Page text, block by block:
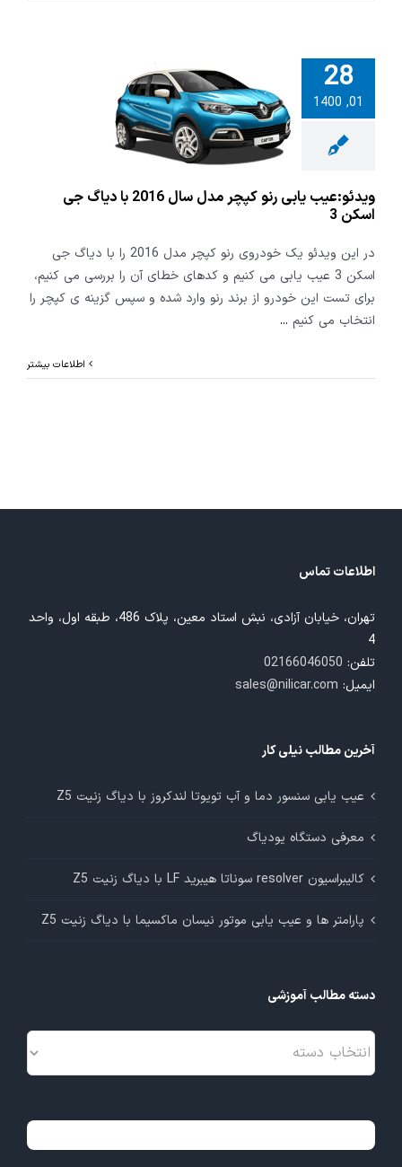
28
01, 1400
یابی رنو
جی اسکن 3
ویدئو:عیب یابی رنو کپچر مدل سال 2016 با دیاگ جی
اسکن 3
در این ویدئو یک خودروی رنو کپچر مدل 2016 را با دیاگ جی
اسکن 3 عیب یابی می کنیم و کدهای خطای آن را بررسی می کنیم،
برای تست این خودرو از برند رنو وارد شده و سپس گزینه ی کپچر را
انتخاب می کنیم ...
اطلاعات بیشتر
اطلاعات تماس
تهران، خیابان آزادی، نبش استاد معین، پلاک 486، طبقه اول، واحد
4
تلفن: 02166046050
ایمیل: sales@nilicar.com
آخرین مطالب نیلی کار
عیب یابی سنسور دما و آب تویوتا لندکروز با دیاگ زنیت Z5
معرفی دستگاه یودیاگ
کالیبراسیون resolver سوناتا هیبرید LF با دیاگ زنیت Z5
پارامتر ها و عیب یابی موتور نیسان ماکسیما با دیاگ زنیت Z5
دسته مطالب آموزشی
دسته